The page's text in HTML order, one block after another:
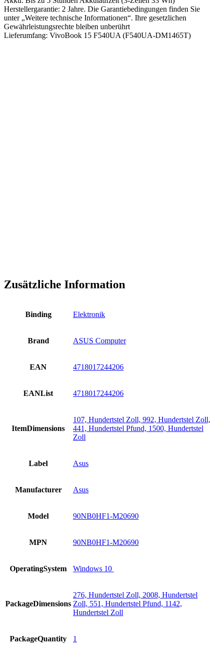
Herstellergarantie: 2 Jahre. Die Garantiebedingungen finden Sie
unter „Weitere technische Informationen“. Ihre gesetzlichen
Gewährleistungsrechte bleiben unberührt
Lieferumfang: VivoBook 15 F540UA (F540UA-DM1465T)
Zusätzliche Information
Binding Elektronik
Brand ASUS Computer
EAN 4718017244206
EANList 4718017244206
ItemDimensions
107, Hundertstel Zoll, 992, Hundertstel Zoll,
441, Hundertstel Pfund, 1500, Hundertstel
Zoll
Label Asus
Manufacturer Asus
Model 90NB0HF1-M20690
MPN 90NB0HF1-M20690
OperatingSystem Windows 10
PackageDimensions
276, Hundertstel Zoll, 2008, Hundertstel
Zoll, 551, Hundertstel Pfund, 1142,
Hundertstel Zoll
PackageQuantity 1